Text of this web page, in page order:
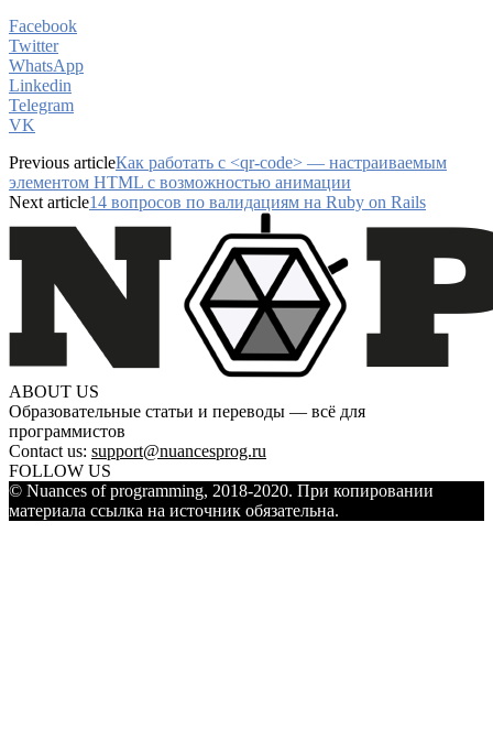
Facebook
Twitter
WhatsApp
Linkedin
Telegram
VK
Previous articleКак работать с <qr-code> — настраиваемым
элементом HTML с возможностью анимации
Next article14 вопросов по валидациям на Ruby on Rails
ABOUT US
Образовательные статьи и переводы — всё для
программистов
Contact us: support@nuancesprog.ru
FOLLOW US
© Nuances of programming, 2018-2020. При копировании
материала ссылка на источник обязательна.